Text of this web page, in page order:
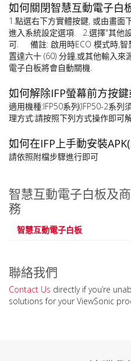
如何關閉智慧互動電子白
1.點選右下方實體按鍵, 或由畫面
進入系統設定選項. 2.選擇"其他
可. 備註: 啟用時ECO 模式時,智
置達六十 (60) 分鐘,或其他輸入來
電子白板將會自動關機.
如何解除IFP螢幕前方按
適用機種:IFP50系列(IFP50-2系
理方式:請按照下列方式操作即可
如何在IFP上手動安裝
請依照附檔步驟進行即可
智慧互動電子白板及
務
智慧互動電子白板
聯絡我們
Contact Us directly if you’re
solutions for your ViewSonic